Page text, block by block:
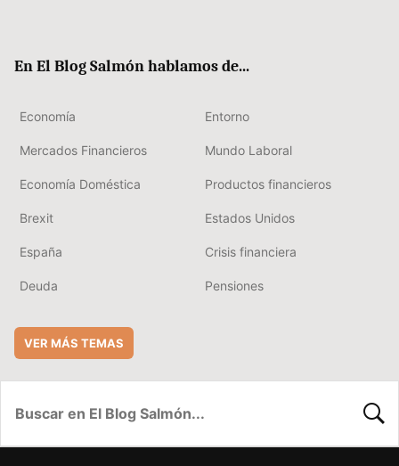
En El Blog Salmón hablamos de...
Economía Entorno
Mercados Financieros Mundo Laboral
Economía Doméstica Productos financieros
Brexit Estados Unidos
España Crisis financiera
Deuda Pensiones
VER MÁS TEMAS